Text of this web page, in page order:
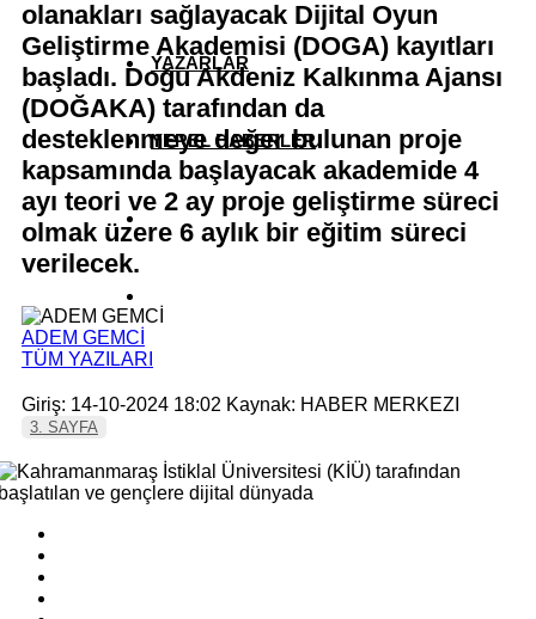
YAZARLAR
YEREL HABERLER
olanakları sağlayacak Dijital Oyun
Geliştirme Akademisi (DOGA) kayıtları
başladı. Doğu Akdeniz Kalkınma Ajansı
(DOĞAKA) tarafından da
desteklenmeye değer bulunan proje
kapsamında başlayacak akademide 4
ayı teori ve 2 ay proje geliştirme süreci
olmak üzere 6 aylık bir eğitim süreci
verilecek.
ADEM GEMCİ
TÜM YAZILARI
Giriş: 14-10-2024 18:02 Kaynak: HABER MERKEZI
3. SAYFA